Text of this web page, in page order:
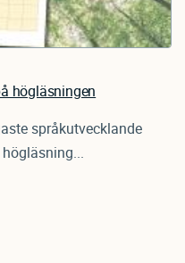
högläsningen
språkutvecklande